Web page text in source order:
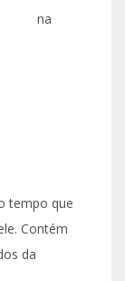
na
tempo que
Contém
da